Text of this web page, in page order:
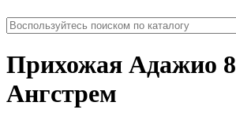
Прихожая Адажио 8
Ангстрем